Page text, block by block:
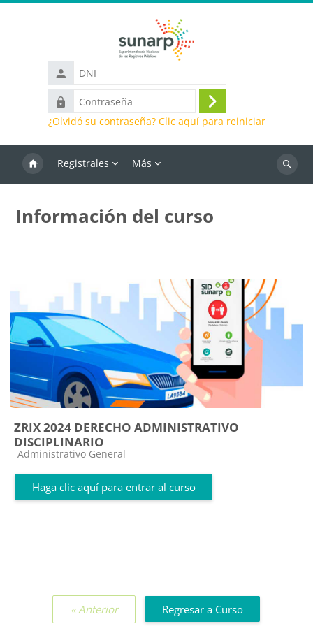
DNI
Contraseña
Iniciar
sesión
(ingresar)
¿Olvidó su contraseña? Clic aquí para reiniciar
Registrales Más
Buscar
Información del curso
ZRIX 2024 DERECHO ADMINISTRATIVO
DISCIPLINARIO
Categoría de cursos
Administrativo General
Haga clic aquí para entrar al curso
« Anterior Regresar a Curso